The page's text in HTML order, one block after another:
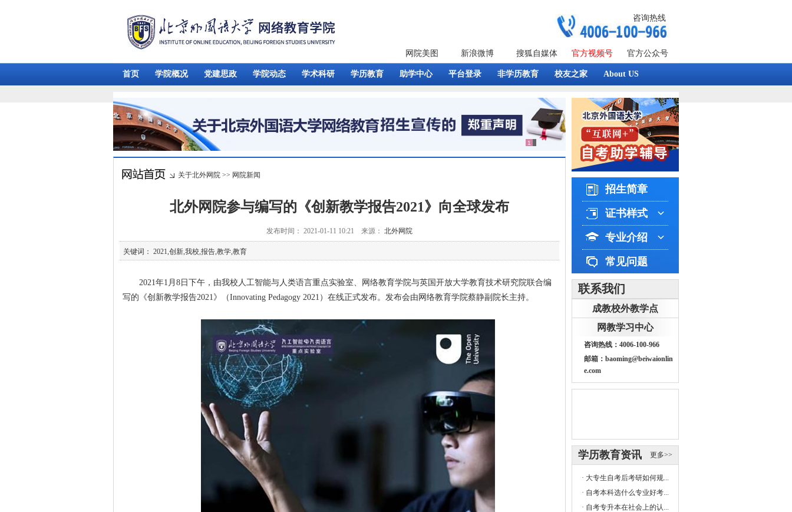
咨询热线
网院美图 新浪微博 搜狐自媒体 官方视频号 官方公众号
首页 学院概况 党建思政 学院动态 学术科研 学历教育 助学中心 平台登录 非学历教育 校友之家 About US
关于北外网院 >> 网院新闻
北外网院参与编写的《创新教学报告2021》向全球发布
发布时间： 2021-01-11 10:21 来源： 北外网院
关键词： 2021,创新,我校,报告,教学,教育
2021年1月8日下午，由我校人工智能与人类语言重点实验室、网络教育学院与英国开放大学教育技术研究院联合编
写的《创新教学报告2021》（Innovating Pedagogy 2021）在线正式发布。发布会由网络教育学院蔡静副院长主持。
招生简章
证书样式
专业介绍
常见问题
联系我们
成教校外教学点
网教学习中心
咨询热线：4006-100-966
邮箱：baoming@beiwaionlin
e.com
更多>>
学历教育资讯
· 大专生自考后考研如何规...
· 自考本科选什么专业好考...
· 自考专升本在社会上的认...